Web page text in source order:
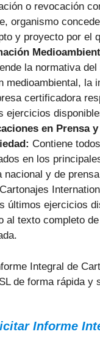
o revocación
organismo
y proyecto por el
la normativa
medioambiental, la
certificadora
ejercicios
en Prensa
Contiene
en los
nacional y de
últimos ejercicios
al texto completo
Integral de
de forma rápida y
Informe